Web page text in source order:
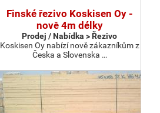
Finské řezivo Koskisen Oy -
nově 4m délky
Prodej / Nabídka > Řezivo
Koskisen Oy nabízí nově zákazníkům z
Česka a Slovenska …